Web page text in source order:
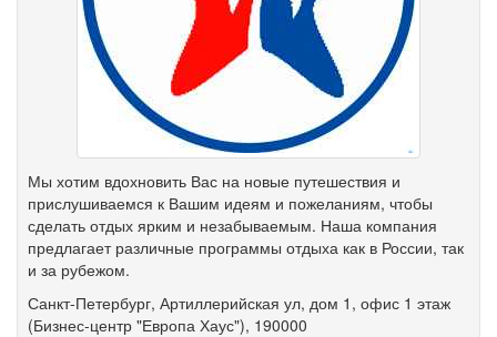
Мы хотим вдохновить Вас на новые путешествия и
прислушиваемся к Вашим идеям и пожеланиям, чтобы
сделать отдых ярким и незабываемым. Наша компания
предлагает различные программы отдыха как в России, так
и за рубежом.
Санкт-Петербург, Артиллерийская ул, дом 1 , офис 1 этаж
(Бизнес-центр "Европа Хаус"), 190000